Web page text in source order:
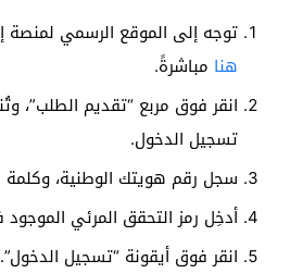
توجه إلى الموقع الرسمي لمنصة
هنا مباشرةً.
انقر فوق مربع “تقديم الطلب”،
تسجيل الدخول.
سجل رقم هويتك الوطنية، وكلمة
أدخِل رمز التحقق المرئي
انقر فوق أيقونة “تسجيل الدخول”.